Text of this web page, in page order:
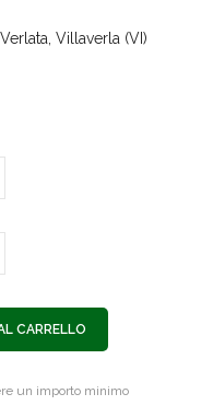
Villaverla (VI)
CARRELLO
un importo minimo